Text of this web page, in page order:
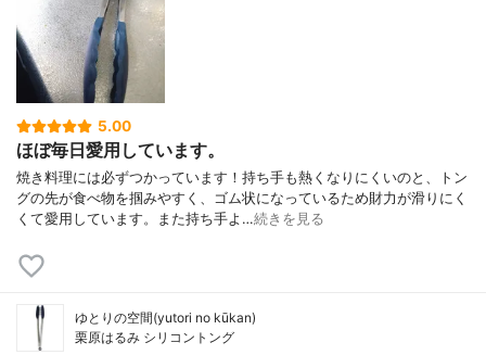
5.00
ほぼ毎日愛用しています。
焼き料理には必ずつかっています！持ち手も熱くなりにくいのと、トン
グの先が食べ物を掴みやすく、ゴム状になっているため財力が滑りにく
くて愛用しています。また持ち手よ…続きを見る
ゆとりの空間(yutori no kūkan)
栗原はるみ シリコントング